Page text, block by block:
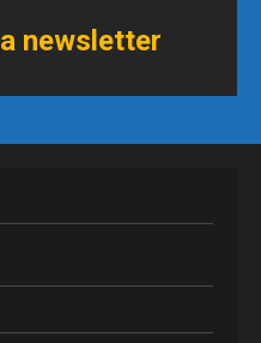
a newsletter